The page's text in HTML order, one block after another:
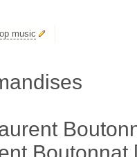
music